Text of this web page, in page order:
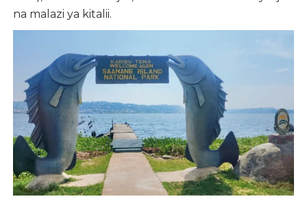
na malazi ya kitalii.